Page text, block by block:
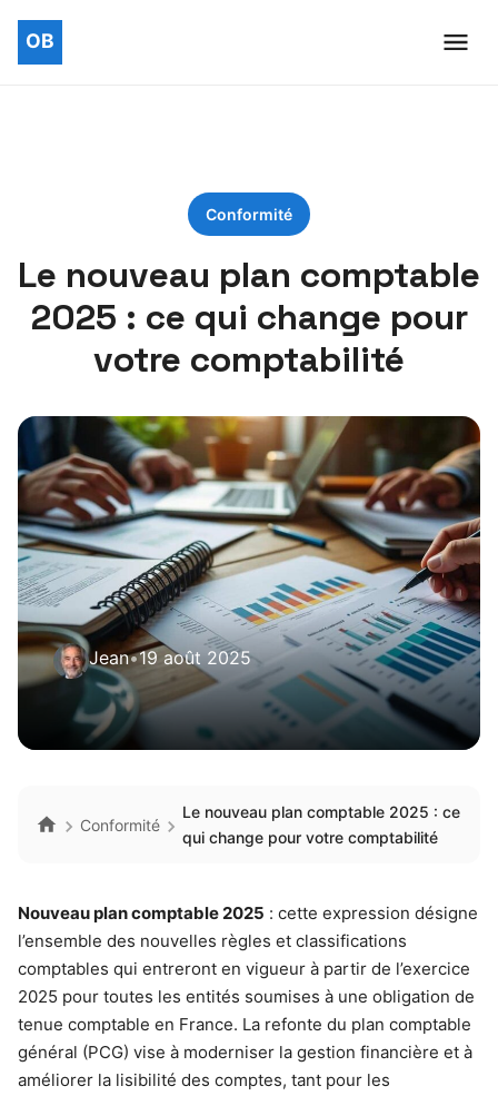
Conformité
Le nouveau plan comptable
2025 : ce qui change pour
votre comptabilité
Jean•19 août 2025
Conformité
Le nouveau plan comptable 2025 : ce
qui change pour votre comptabilité
Nouveau plan comptable 2025 : cette expression désigne
l’ensemble des nouvelles règles et classifications
comptables qui entreront en vigueur à partir de l’exercice
2025 pour toutes les entités soumises à une obligation de
tenue comptable en France. La refonte du plan comptable
général (PCG) vise à moderniser la gestion financière et à
améliorer la lisibilité des comptes, tant pour les